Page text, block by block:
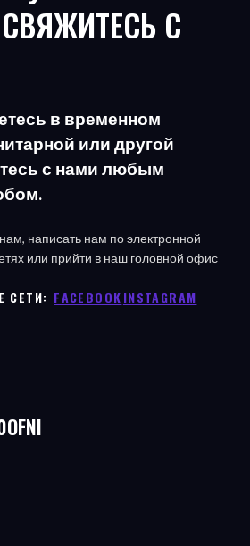
С
в временном
или другой
с нами любым
написать нам по электронной
или прийти в наш головной офис
ㅤ FACEBOOKINSTAGRAM